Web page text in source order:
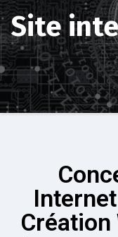
Site
Création